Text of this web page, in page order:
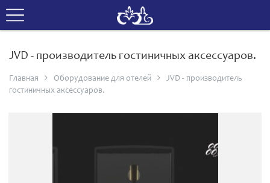
JVD - производитель гостиничных аксессуаров.
Главная Оборудование для отелей
JVD - производитель
гостиничных аксессуаров.